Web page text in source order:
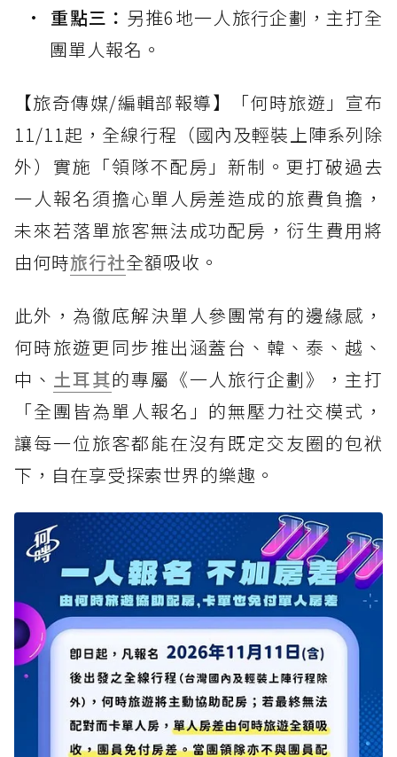
重點三： 另推6地一人旅行企劃，主打全
團單人報名。
【旅奇傳媒/編輯部報導】「何時旅遊」宣布
11/11起，全線行程（國內及輕裝上陣系列除
外）實施「領隊不配房」新制。更打破過去
一人報名須擔心單人房差造成的旅費負擔，
未來若落單旅客無法成功配房，衍生費用將
由何時旅行社全額吸收。
此外，為徹底解決單人參團常有的邊緣感，
何時旅遊更同步推出涵蓋台、韓、泰、越、
中、 土耳其的專屬《一人旅行企劃》，主打
「全團皆為單人報名」的無壓力社交模式，
讓每一位旅客都能在沒有既定交友圈的包袱
下，自在享受探索世界的樂趣。